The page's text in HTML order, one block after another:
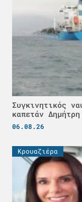
Συγκινητικός
καπετάν
06.08.26
Κρουαζιέρα